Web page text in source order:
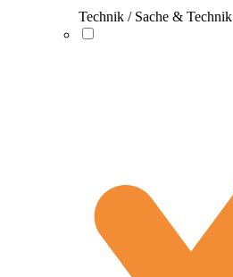
Technik / Sache & Technik